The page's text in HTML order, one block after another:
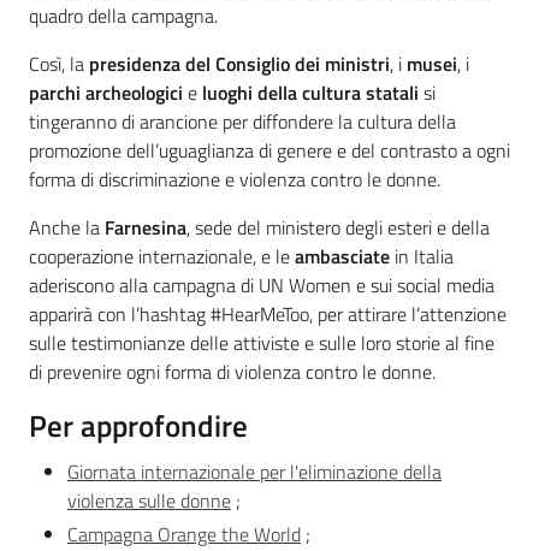
Regione
Emilia-
Romagna
Regione
Novità
Servizi
Argomenti
quadro della campagna.
Così, la presidenza del Consiglio dei ministri, i musei, i
parchi archeologici e luoghi della cultura statali si
tingeranno di arancione per diffondere la cultura della
promozione dell’uguaglianza di genere e del contrasto a ogni
forma di discriminazione e violenza contro le donne.
Anche la Farnesina, sede del ministero degli esteri e della
cooperazione internazionale, e leambasciate in Italia
aderiscono alla campagna di UN Women e sui social media
apparirà con l’hashtag #HearMeToo, per attirare l’attenzione
sulle testimonianze delle attiviste e sulle loro storie al fine
di prevenire ogni forma di violenza contro le donne.
Per approfondire
Giornata internazionale per l'eliminazione della
violenza sulle donne ;
Campagna Orange the World ;